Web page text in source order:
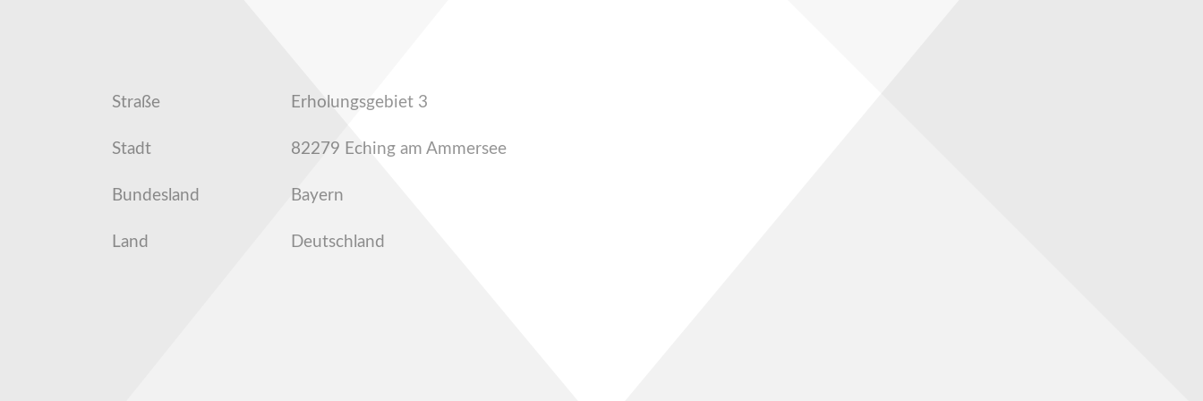
Straße Erholungsgebiet 3
Stadt 82279 Eching am Ammersee
Bundesland Bayern
Land Deutschland